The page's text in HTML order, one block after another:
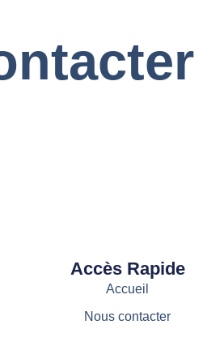
Accès Rapide
Accueil
Nous contacter